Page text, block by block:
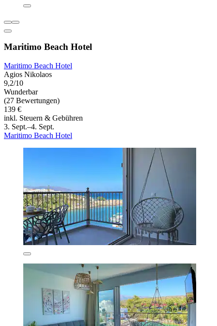
Maritimo Beach Hotel
Maritimo Beach Hotel
Agios Nikolaos
9,2/10
Wunderbar
(27 Bewertungen)
139 €
inkl. Steuern & Gebühren
3. Sept.–4. Sept.
Maritimo Beach Hotel